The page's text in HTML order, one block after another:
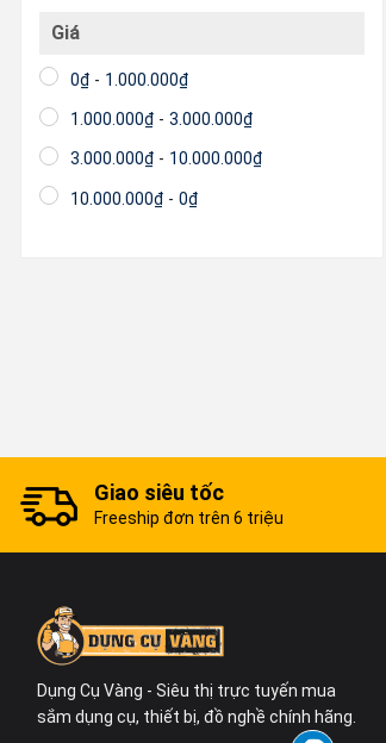
Giá
0₫ - 1.000.000₫
1.000.000₫ - 3.000.000₫
3.000.000₫ - 10.000.000₫
10.000.000₫ - 0₫
Giao siêu tốc
Freeship đơn trên 6 triệu
Dụng Cụ Vàng - Siêu thị trực tuyến mua
sắm dụng cụ, thiết bị, đồ nghề chính hãng.